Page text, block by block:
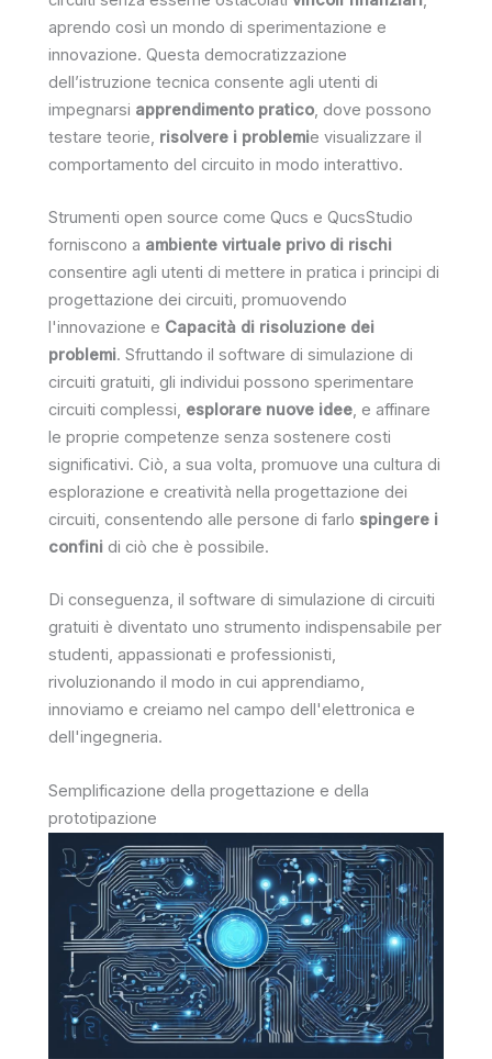
aprendo così un mondo di sperimentazione e
innovazione. Questa democratizzazione
dell’istruzione tecnica consente agli utenti di
impegnarsi apprendimento pratico, dove possono
testare teorie, risolvere i problemie visualizzare il
comportamento del circuito in modo interattivo.
Strumenti open source come Qucs e QucsStudio
forniscono a ambiente virtuale privo di rischi
consentire agli utenti di mettere in pratica i principi di
progettazione dei circuiti, promuovendo
l'innovazione e Capacità di risoluzione dei
problemi. Sfruttando il software di simulazione di
circuiti gratuiti, gli individui possono sperimentare
circuiti complessi, esplorare nuove idee, e affinare
le proprie competenze senza sostenere costi
significativi. Ciò, a sua volta, promuove una cultura di
esplorazione e creatività nella progettazione dei
circuiti, consentendo alle persone di farlo spingere i
confini di ciò che è possibile.
Di conseguenza, il software di simulazione di circuiti
gratuiti è diventato uno strumento indispensabile per
studenti, appassionati e professionisti,
rivoluzionando il modo in cui apprendiamo,
innoviamo e creiamo nel campo dell'elettronica e
dell'ingegneria.
Semplificazione della progettazione e della
prototipazione